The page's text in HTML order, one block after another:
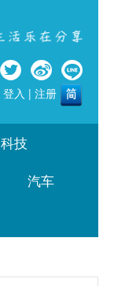
登入 | 注册
科技
汽车